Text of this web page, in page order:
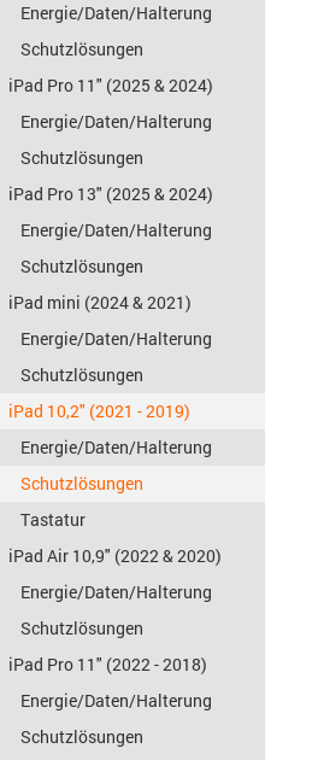
Energie/Daten/Halterung
Schutzlösungen
iPad Pro 11" (2025 & 2024)
Energie/Daten/Halterung
Schutzlösungen
iPad Pro 13" (2025 & 2024)
Energie/Daten/Halterung
Schutzlösungen
iPad mini (2024 & 2021)
Energie/Daten/Halterung
Schutzlösungen
iPad 10,2" (2021 - 2019)
Energie/Daten/Halterung
Schutzlösungen
Tastatur
iPad Air 10,9" (2022 & 2020)
Energie/Daten/Halterung
Schutzlösungen
iPad Pro 11" (2022 - 2018)
Energie/Daten/Halterung
Schutzlösungen